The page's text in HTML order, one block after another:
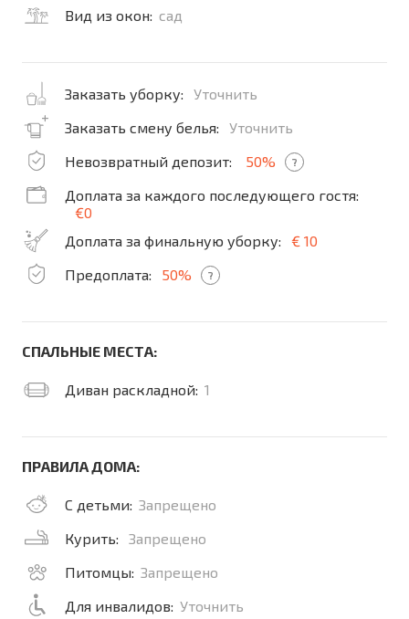
Вид из окон: сад
Заказать уборку:
Уточнить
Заказать смену белья:
Уточнить
Невозвратный депозит:
50% ?
Доплата за каждого последующего гостя:
€0
Доплата за финальную уборку:
€ 10
Предоплата:
50% ?
СПАЛЬНЫЕ МЕСТА:
Диван раскладной: 1
ПРАВИЛА ДОМА:
С детьми: Запрещено
Курить:
Запрещено
Питомцы: Запрещено
Для инвалидов: Уточнить